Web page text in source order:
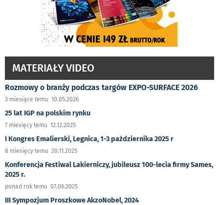
MATERIAŁY VIDEO
Rozmowy o branży podczas targów EXPO-SURFACE 2026
3 miesiące temu 10.05.2026
25 lat IGP na polskim rynku
7 miesięcy temu 12.12.2025
I Kongres Emalierski, Legnica, 1-3 października 2025 r
8 miesięcy temu 20.11.2025
Konferencja Festiwal Lakierniczy, jubileusz 100-lecia firmy Sames,
2025 r.
ponad rok temu 07.06.2025
III Sympozjum Proszkowe AkzoNobel, 2024